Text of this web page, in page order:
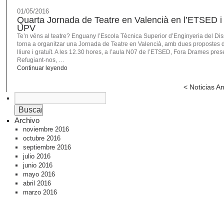
01/05/2016
Quarta Jornada de Teatre en Valencià en l’ETSED i
UPV
Te’n véns al teatre? Enguany l’Escola Tècnica Superior d’Enginyeria del
torna a organitzar una Jornada de Teatre en Valencià, amb dues propostes
lliure i gratuït. A les 12.30 hores, a l’aula N07 de l’ETSED, Fora Drames
Refugiant-nos, …
Continuar leyendo
< Noticias
Archivo
noviembre 2016
octubre 2016
septiembre 2016
julio 2016
junio 2016
mayo 2016
abril 2016
marzo 2016